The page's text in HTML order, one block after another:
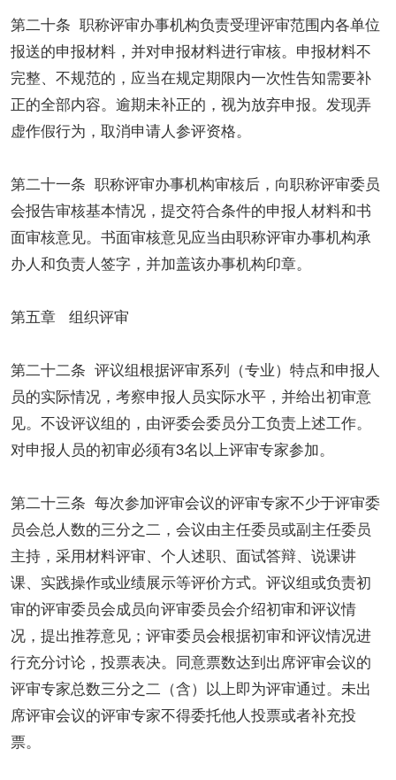
第二十条 职称评审办事机构负责受理评审范围内各单位
报送的申报材料，并对申报材料进行审核。申报材料不
完整、不规范的，应当在规定期限内一次性告知需要补
正的全部内容。逾期未补正的，视为放弃申报。发现弄
虚作假行为，取消申请人参评资格。
第二十一条 职称评审办事机构审核后，向职称评审委员
会报告审核基本情况，提交符合条件的申报人材料和书
面审核意见。书面审核意见应当由职称评审办事机构承
办人和负责人签字，并加盖该办事机构印章。
第五章 组织评审
第二十二条 评议组根据评审系列（专业）特点和申报人
员的实际情况，考察申报人员实际水平，并给出初审意
见。不设评议组的，由评委会委员分工负责上述工作。
对申报人员的初审必须有3名以上评审专家参加。
第二十三条 每次参加评审会议的评审专家不少于评审委
员会总人数的三分之二，会议由主任委员或副主任委员
主持，采用材料评审、个人述职、面试答辩、说课讲
课、实践操作或业绩展示等评价方式。评议组或负责初
审的评审委员会成员向评审委员会介绍初审和评议情
况，提出推荐意见；评审委员会根据初审和评议情况进
行充分讨论，投票表决。同意票数达到出席评审会议的
评审专家总数三分之二（含）以上即为评审通过。未出
席评审会议的评审专家不得委托他人投票或者补充投
票。